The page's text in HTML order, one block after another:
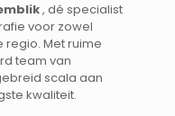
, dé specialist
voor zowel
regio. Met ruime
team van
scala aan
kwaliteit.